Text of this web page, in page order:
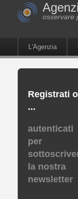
osservare
L'Agenzia
Registrati o
...
autenticati
per
la nostra
newsletter